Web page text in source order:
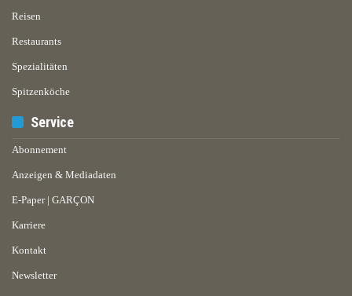
Reisen
Restaurants
Spezialitäten
Spitzenköche
Service
Abonnement
Anzeigen & Mediadaten
E-Paper | GARÇON
Karriere
Kontakt
Newsletter